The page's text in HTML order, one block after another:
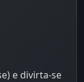
e divirta-se